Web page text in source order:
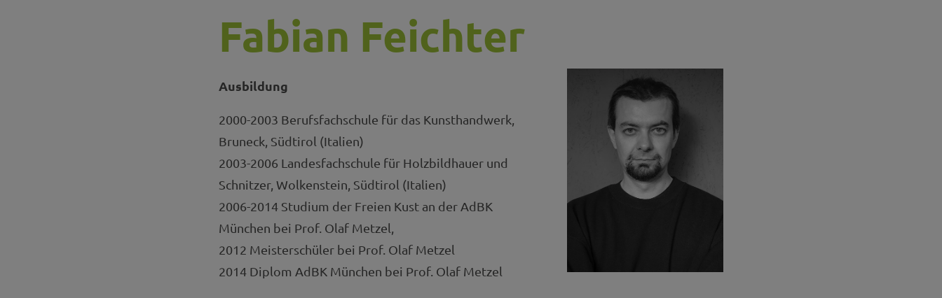
Fabian Feichter
Ausbildung
2000-2003 Berufsfachschule für das Kunsthandwerk,
Bruneck, Südtirol (Italien)
2003-2006 Landesfachschule für Holzbildhauer und
Schnitzer, Wolkenstein, Südtirol (Italien)
2006-2014 Studium der Freien Kust an der AdBK
München bei Prof. Olaf Metzel,
2012 Meisterschüler bei Prof. Olaf Metzel
2014 Diplom AdBK München bei Prof. Olaf Metzel